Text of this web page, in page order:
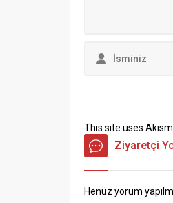
This site uses
Ziyaretçi
Henüz yorum